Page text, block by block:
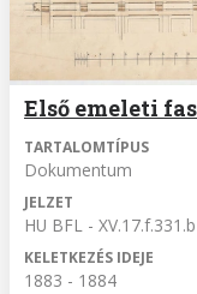
Első emeleti
TARTALOMTÍPUS
Dokumentum
JELZET
HU BFL -
KELETKEZÉS IDEJE
1883 - 1884